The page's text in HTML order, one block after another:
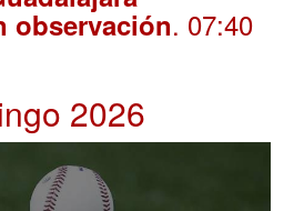
observación. 07:40
2026